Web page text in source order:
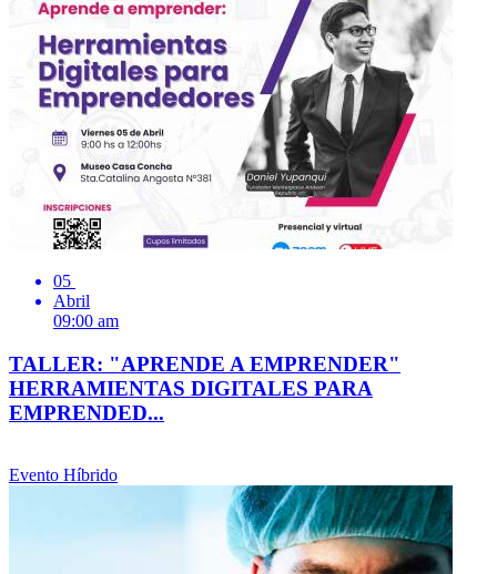
05
Abril
09:00 am
TALLER: "APRENDE A EMPRENDER"
HERRAMIENTAS DIGITALES PARA
EMPRENDED...
Evento Híbrido